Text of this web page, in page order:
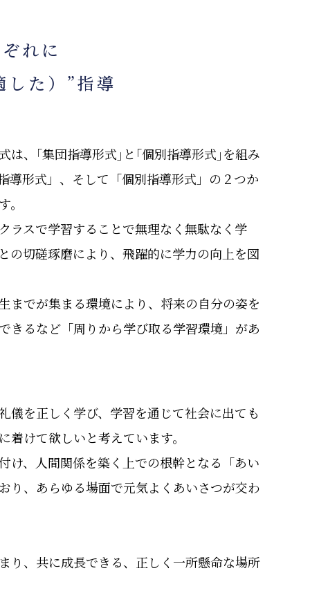
れに
た）”指導
は、｢集団指導形式｣と｢個別指導形式｣を組み
導形式」、そして「個別指導形式」の２つか
ラスで学習することで無理なく無駄なく学
の切磋琢磨により、飛躍的に学力の向上を図
までが集まる環境により、将来の自分の姿を
きるなど「周りから学び取る学習環境」があ
儀を正しく学び、学習を通じて社会に出ても
着けて欲しいと考えています。
け、人間関係を築く上での根幹となる「あい
り、あらゆる場面で元気よくあいさつが交わ
り、共に成長できる、正しく一所懸命な場所